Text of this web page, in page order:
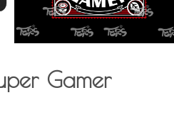
Gamer